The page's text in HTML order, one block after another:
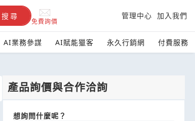
搜尋
免費詢價
管理中心 加入我們
AI業務參謀 AI賦能獵客 永久行銷網 付費服務
產品詢價與合作洽詢
想詢問什麼呢？